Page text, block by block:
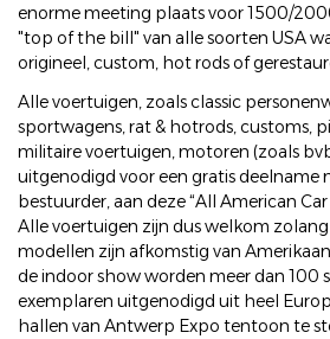
enorme meeting plaats voor 1500/
"top of the bill" van alle soorten USA
origineel, custom, hot rods of
Alle voertuigen, zoals classic
sportwagens, rat & hotrods, customs,
militaire voertuigen, motoren (zoals
uitgenodigd voor een gratis deelname
bestuurder, aan deze “All American
Alle voertuigen zijn dus welkom
modellen zijn afkomstig van
de indoor show worden meer dan 100
exemplaren uitgenodigd uit heel
hallen van Antwerp Expo tentoon te